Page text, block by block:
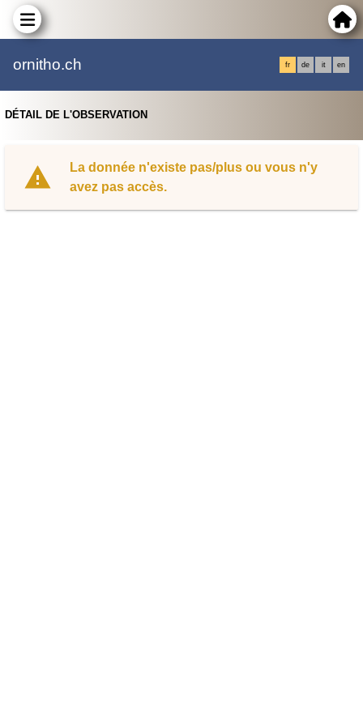
ornitho.ch fr de it en
DÉTAIL DE L'OBSERVATION
La donnée n'existe pas/plus ou vous n'y
avez pas accès.